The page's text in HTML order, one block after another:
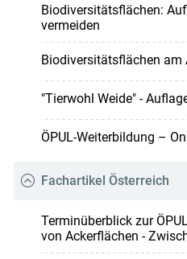
Biodiversitäts­flächen:
vermeiden
Biodiversitätsflächen am
"Tierwohl Weide" -
ÖPUL-Weiterbildung –
Fachartikel Österreich
Terminüberblick zur
von Ackerflächen -